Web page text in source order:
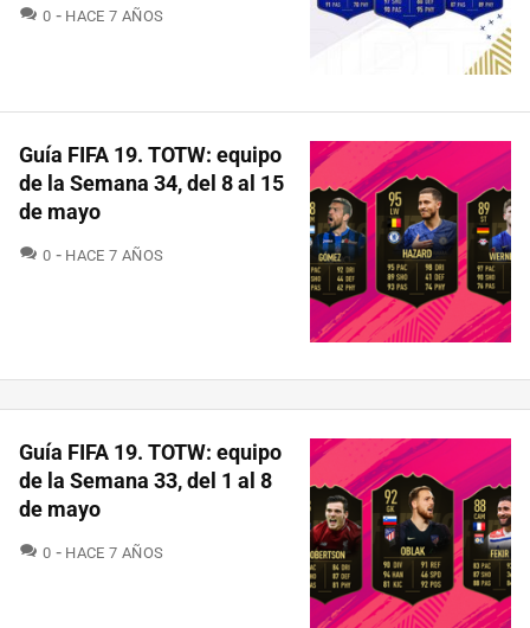
0 COMENTARIOS
HACE 7 AÑOS
Guía FIFA 19. TOTW: equipo
de la Semana 34, del 8 al 15
de mayo
0 COMENTARIOS
HACE 7 AÑOS
Guía FIFA 19. TOTW: equipo
de la Semana 33, del 1 al 8
de mayo
0 COMENTARIOS
HACE 7 AÑOS